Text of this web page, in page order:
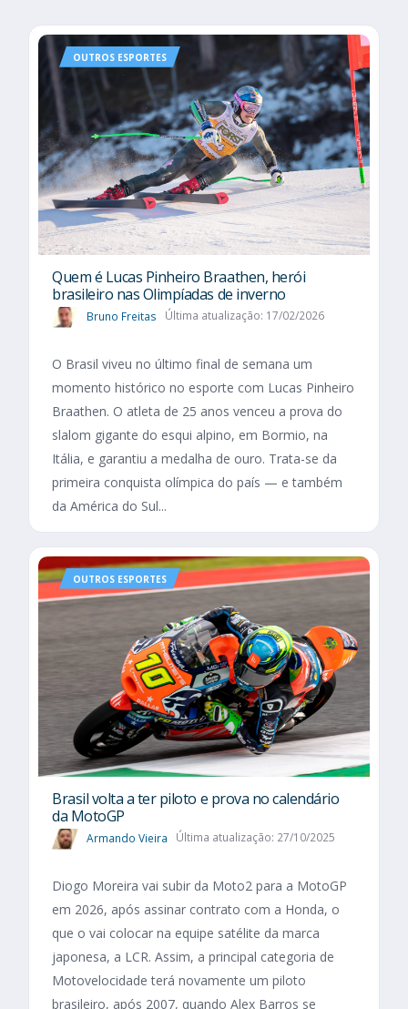
OUTROS ESPORTES
Quem é Lucas Pinheiro Braathen, herói
brasileiro nas Olimpíadas de inverno
Bruno Freitas Última atualização: 17/02/2026
O Brasil viveu no último final de semana um
momento histórico no esporte com Lucas Pinheiro
Braathen. O atleta de 25 anos venceu a prova do
slalom gigante do esqui alpino, em Bormio, na
Itália, e garantiu a medalha de ouro. Trata-se da
primeira conquista olímpica do país — e também
da América do Sul...
OUTROS ESPORTES
Brasil volta a ter piloto e prova no calendário
da MotoGP
Armando Vieira Última atualização: 27/10/2025
Diogo Moreira vai subir da Moto2 para a MotoGP
em 2026, após assinar contrato com a Honda, o
que o vai colocar na equipe satélite da marca
japonesa, a LCR. Assim, a principal categoria de
Motovelocidade terá novamente um piloto
brasileiro, após 2007, quando Alex Barros se